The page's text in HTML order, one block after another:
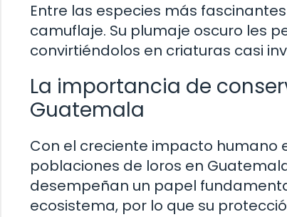
Entre las especies más
camuflaje. Su plumaje oscuro les
convirtiéndolos en criaturas casi
La importancia de
Guatemala
Con el creciente impacto humano
poblaciones de loros en
desempeñan un papel
ecosistema, por lo que su